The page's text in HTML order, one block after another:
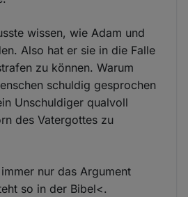
wissen, wie Adam und
Also hat er sie in die Falle
zu können. Warum
schuldig gesprochen
Unschuldiger qualvoll
des Vatergottes zu
nur das Argument
so in der Bibel<.